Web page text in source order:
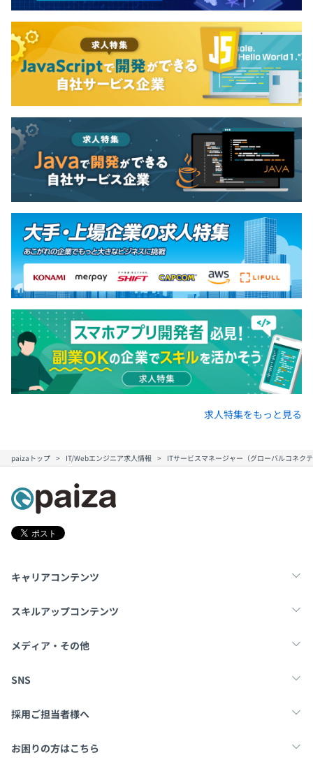
求人特集をもっと見る
paizaトップ IT/Webエンジニア求人情報 ITサービスマネージャー（グローバルコネク
キャリアコンテンツ
転職・キャリア
スキルアップコンテンツ
学習
メディア・その他
Tech Team Journal
SNS
X
採用ご担当者様へ
採用・教育をお考えの企業様へ
お困りの方はこちら